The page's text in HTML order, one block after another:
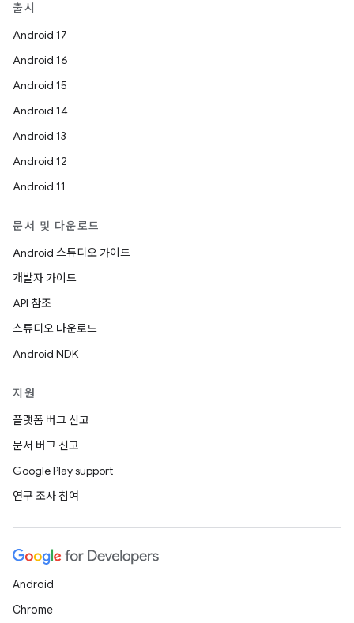
출시
Android 17
Android 16
Android 15
Android 14
Android 13
Android 12
Android 11
문서 및 다운로드
Android 스튜디오 가이드
개발자 가이드
API 참조
스튜디오 다운로드
Android NDK
지원
플랫폼 버그 신고
문서 버그 신고
Google Play support
연구 조사 참여
Android
Chrome